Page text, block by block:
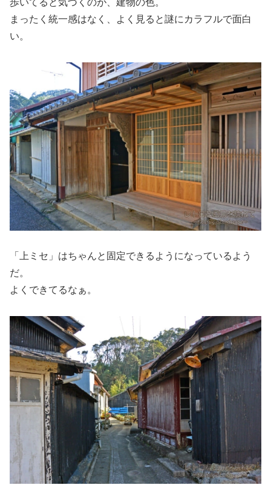
歩いてると気づくのが、建物の色。
まったく統一感はなく、よく見ると謎にカラフルで面白
い。
「上ミセ」はちゃんと固定できるようになっているよう
だ。
よくできてるなぁ。